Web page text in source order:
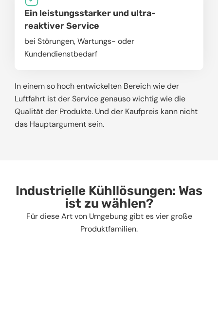
Ein leistungsstarker und ultra-
reaktiver Service
bei Störungen, Wartungs- oder
Kundendienstbedarf
In einem so hoch entwickelten Bereich wie der
Luftfahrt ist der Service genauso wichtig wie die
Qualität der Produkte. Und der Kaufpreis kann nicht
das Hauptargument sein.
Industrielle Kühllösungen: Was
ist zu wählen?
Für diese Art von Umgebung gibt es vier große
Produktfamilien.